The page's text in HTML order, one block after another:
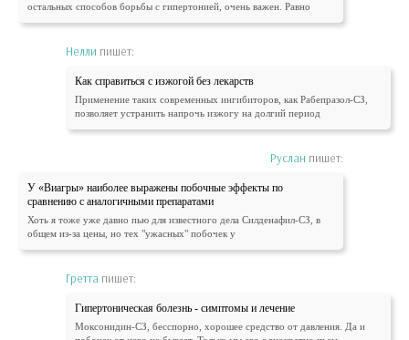
остальных способов борьбы с гипертонией, очень важен. Равно
Нелли пишет:
Как справиться с изжогой без лекарств
Применение таких современных ингибиторов, как Рабепразол-СЗ,
позволяет устранить напрочь изжогу на долгий период
Руслан пишет:
У «Виагры» наиболее выражены побочные эффекты по
сравнению с аналогичными препаратами
Хоть я тоже уже давно пью для известного дела Силденафил-СЗ, в
общем из-за цены, но тех "ужасных" побочек у
Гретта пишет:
Гипертоническая болезнь - симптомы и лечение
Моксонидин-СЗ, бесспорно, хорошее средство от давления. Да и